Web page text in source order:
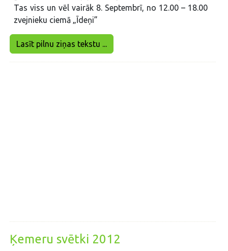
Tas viss un vēl vairāk 8. Septembrī, no 12.00 – 18.00
zvejnieku ciemā „Īdeņi”
Lasīt pilnu ziņas tekstu ...
Ķemeru svētki 2012